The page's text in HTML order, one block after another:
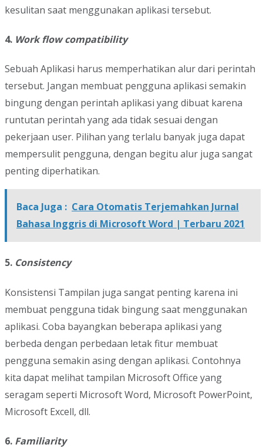
kesulitan saat menggunakan aplikasi tersebut.
4. Work flow compatibility
Sebuah Aplikasi harus memperhatikan alur dari perintah
tersebut. Jangan membuat pengguna aplikasi semakin
bingung dengan perintah aplikasi yang dibuat karena
runtutan perintah yang ada tidak sesuai dengan
pekerjaan user. Pilihan yang terlalu banyak juga dapat
mempersulit pengguna, dengan begitu alur juga sangat
penting diperhatikan.
Baca Juga : Cara Otomatis Terjemahkan Jurnal
Bahasa Inggris di Microsoft Word | Terbaru 2021
5. Consistency
Konsistensi Tampilan juga sangat penting karena ini
membuat pengguna tidak bingung saat menggunakan
aplikasi. Coba bayangkan beberapa aplikasi yang
berbeda dengan perbedaan letak fitur membuat
pengguna semakin asing dengan aplikasi. Contohnya
kita dapat melihat tampilan Microsoft Office yang
seragam seperti Microsoft Word, Microsoft PowerPoint,
Microsoft Excell, dll.
6. Familiarity